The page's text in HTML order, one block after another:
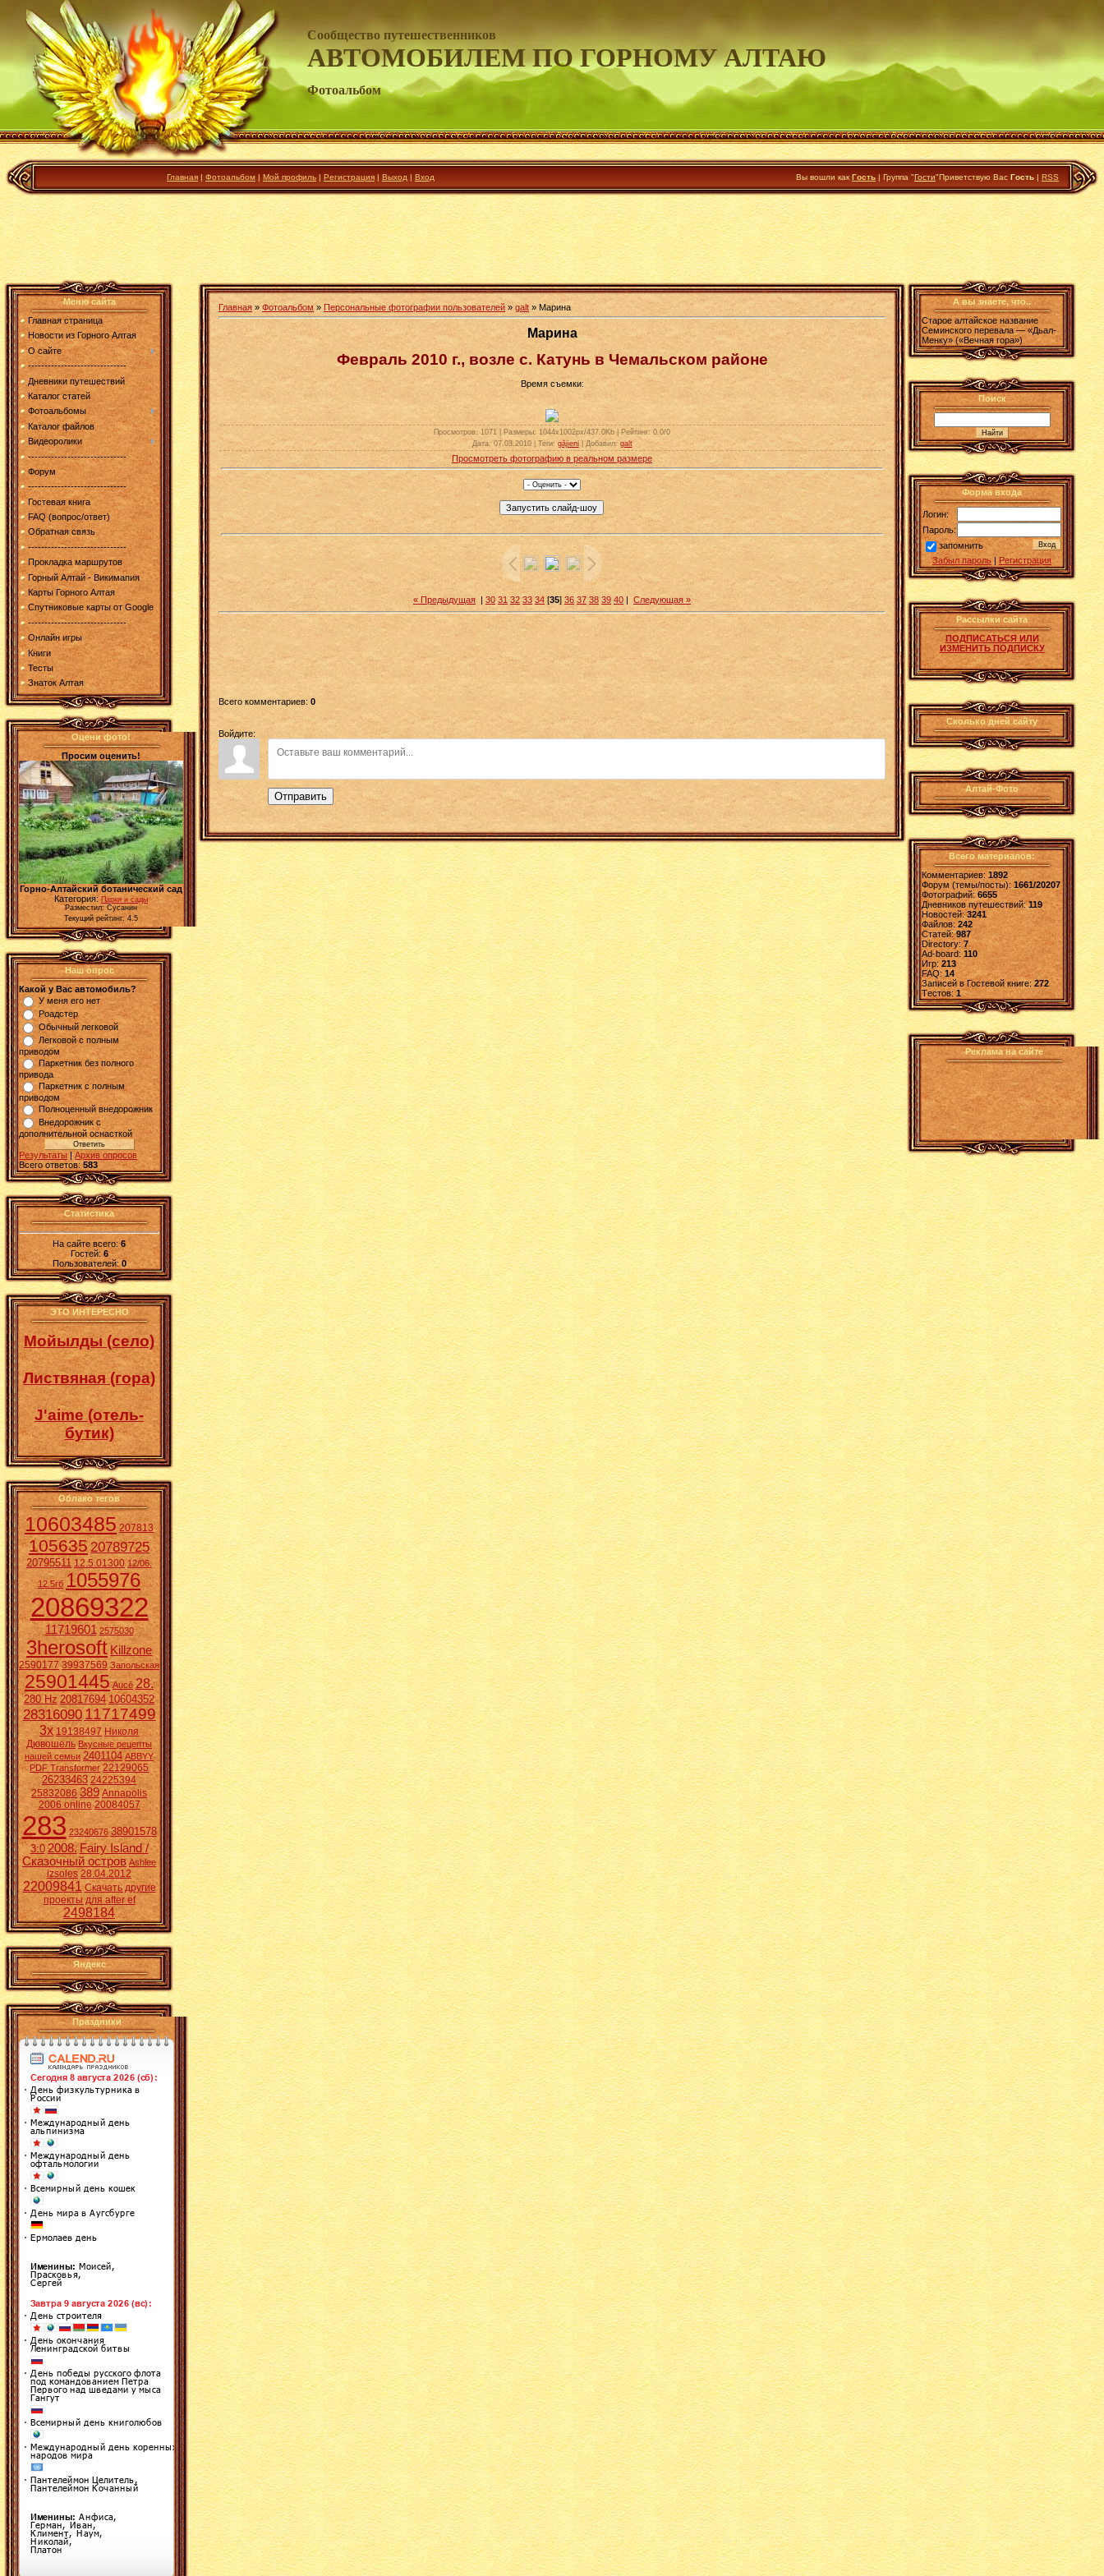
Сообщество путешественников
АВТОМОБИЛЕМ ПО ГОРНОМУ АЛТАЮ
Фотоальбом
Главная | Фотоальбом | Мой профиль | Регистрация | Выход | Вход Вы вошли как Гость | Группа "Гости"Приветствую Вас Гость | RSS
Меню сайта
Главная страница
Новости из Горного Алтая
О сайте
------------------------------
Дневники путешествий
Каталог статей
Фотоальбомы
Каталог файлов
Видеоролики
------------------------------
Форум
------------------------------
Гостевая книга
FAQ (вопрос/ответ)
Обратная связь
------------------------------
Прокладка маршрутов
Горный Алтай - Викимапия
Карты Горного Алтая
Спутниковые карты от Google
------------------------------
Онлайн игры
Книги
Тесты
Знаток Алтая
Оцени фото!
Просим оценить!
Горно-Алтайский ботанический сад
Категория:Парки и сады
Разместил: Сусанин
Текущий рейтинг: 4.5
Наш опрос
Какой у Вас автомобиль?
У меня его нет
Роадстер
Обычный легковой
Легковой с полным
приводом
Паркетник без полного
привода
Паркетник с полным
приводом
Полноценный внедорожник
Внедорожник с
дополнительной оснасткой
Результаты |Архив опросов
Всего ответов:583
Статистика
На сайте всего:6
Гостей:6
Пользователей: 0
ЭТО ИНТЕРЕСНО
Мойылды (село)
Листвяная (гора)
J'aime (отель-
бутик)
Облако тегов
10603485 207813
10563520789725
20795511 12.5.01300 12/06.
12.5гб 1055976
20869322
11719601 2575030
3herosoft Killzone
2590177 39937569 Запольская
25901445 Aucē 28.
280 Hz 20817694 10604352
2831609011717499
3x 19138497 Николя
Дювошель Вкусные рецепты
нашей семьи 2401104 ABBYY
PDF Transformer 22129065
26233463 24225394
25832086 389 Annapolis
2006 online 20084057
283 23240676 38901578
3:0 2008. Fairy Island /
Сказочный остров Ashlee
izsoles 28.04.2012
22009841 Скачать другие
проекты для after ef
2498184
Яндекс
Праздники
Главная » Фотоальбом» Персональные фотографии пользователей » galt » Марина
Марина
Февраль 2010 г., возле с. Катунь в Чемальском районе
Время съемки:
Просмотров: 1071 | Размеры: 1044x1002px/437.0Kb | Рейтинг: 0.0/0
Дата: 07.03.2010 | Теги: gājieni| Добавил: galt
Просмотреть фотографию в реальном размере
« Предыдущая | 30 31 32 33 34 [35] 36 37 38 39 40 | Следующая »
Всего комментариев: 0
Войдите:
Отправить
А вы знаете, что..
Старое алтайское название
Семинского перевала — «Дьал-
Менку» («Вечная гора»)
Поиск
Форма входа
Логин:
Пароль:
запомнить
Забыл пароль | Регистрация
Рассылки сайта
ПОДПИСАТЬСЯ ИЛИ
ИЗМЕНИТЬ ПОДПИСКУ
Сколько дней сайту
Алтай-Фото
Всего материалов:
Комментариев: 1892
Форум (темы/посты):1661/20207
Фотографий:6655
Дневников путешествий:119
Новостей:3241
Файлов: 242
Статей:987
Directory: 7
Ad-board:110
Игр: 213
FAQ:14
Записей в Гостевой книге:272
Tестов: 1
Реклама на сайте